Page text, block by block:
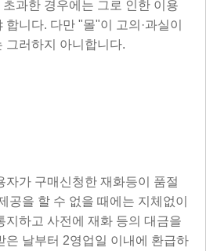
과한 경우에는 그로 인한 이용
니다. 다만 "몰"이 고의·과실이
그러하지 아니합니다.
자가 구매신청한 재화등이 품절
공을 할 수 없을 때에는 지체없이
지하고 사전에 재화 등의 대금을
은 날부터 2영업일 이내에 환급하